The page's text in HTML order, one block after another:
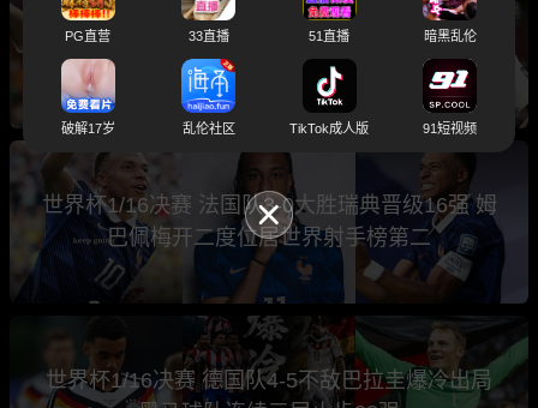
世界杯1/16决赛 哈兰德 绝杀球助挪威2-1逆转科
特迪瓦 时隔28年重返世界杯16强
世界杯1/16决赛 法国队3-0大胜瑞典晋级16强 姆
巴佩梅开二度位居世界射手榜第二
世界杯1/16决赛 德国队4-5不敌巴拉圭爆冷出局
PG直营 33直播 51直播 暗黑乱伦
破解17岁 乱伦社区 TikTok成人版 91短视频